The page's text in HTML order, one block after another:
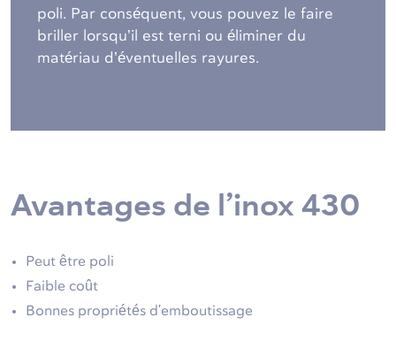
poli. Par conséquent, vous pouvez le faire
briller lorsqu’il est terni ou éliminer du
matériau d’éventuelles rayures.
Avantages de l’inox 430
Peut être poli
Faible coût
Bonnes propriétés d'emboutissage